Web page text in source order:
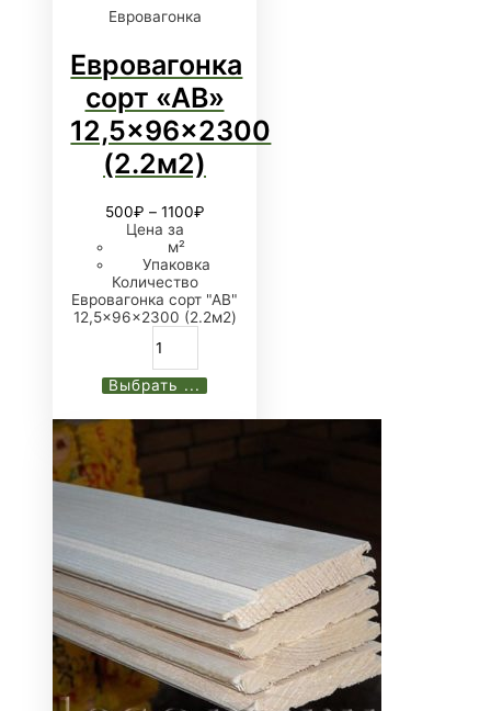
Евровагонка
Евровагонка
сорт «АB»
12,5x96x2300
(2.2м2)
500₽ – 1100₽
Цена за
м²
Упаковка
Количество
Евровагонка сорт "АB"
12,5x96x2300 (2.2м2)
Выбрать ...